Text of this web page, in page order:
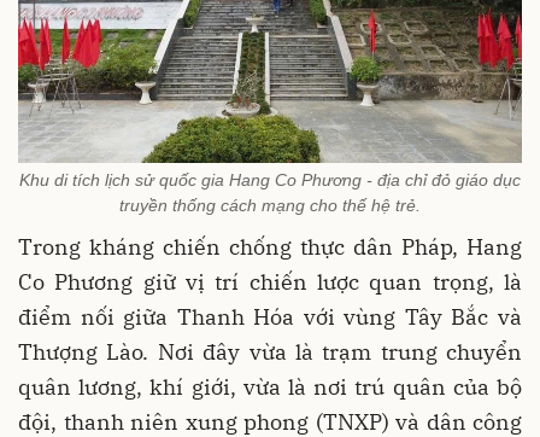
Khu di tích lịch sử quốc gia Hang Co Phương - địa chỉ đỏ giáo dục
truyền thống cách mạng cho thế hệ trẻ.
Trong kháng chiến chống thực dân Pháp, Hang
Co Phương giữ vị trí chiến lược quan trọng, là
điểm nối giữa Thanh Hóa với vùng Tây Bắc và
Thượng Lào. Nơi đây vừa là trạm trung chuyển
quân lương, khí giới, vừa là nơi trú quân của bộ
đội, thanh niên xung phong (TNXP) và dân công